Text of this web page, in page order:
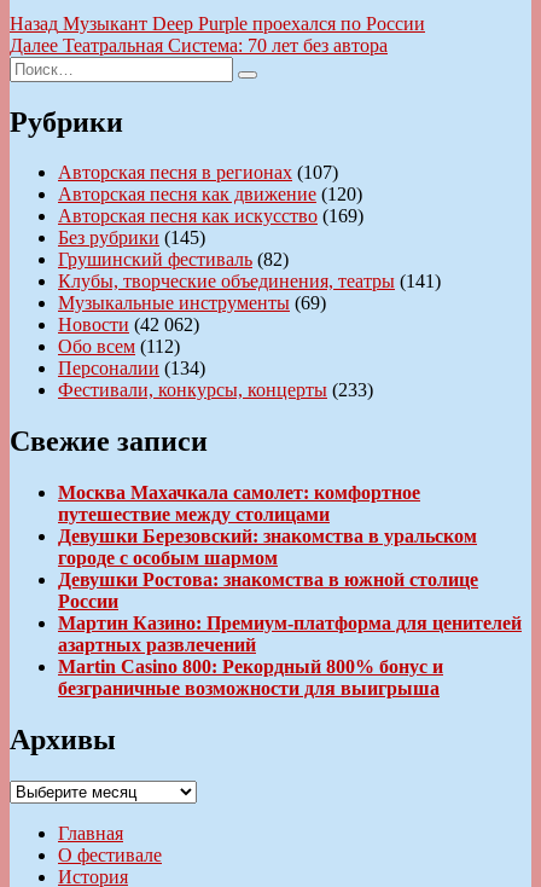
Навигация
по
записям
Назад Предыдущая
запись:
Музыкант Deep Purple проехался по России
Далее Следующая
Театральная Система: 70 лет без автора
Искать:
Поиск
Рубрики
Авторская песня в регионах (107)
Авторская песня как движение (120)
Авторская песня как искусство (169)
Без рубрики (145)
Грушинский фестиваль (82)
Клубы, творческие объединения, театры (141)
Музыкальные инструменты (69)
Новости (42 062)
Обо всем (112)
Персоналии (134)
Фестивали, конкурсы, концерты (233)
Свежие записи
Москва Махачкала самолет: комфортное
путешествие между столицами
Девушки Березовский: знакомства в уральском
городе с особым шармом
Девушки Ростова: знакомства в южной столице
России
Мартин Казино: Премиум-платформа для ценителей
азартных развлечений
Martin Casino 800: Рекордный 800% бонус и
безграничные возможности для выигрыша
Архивы
Архивы
Главная
О фестивале
История